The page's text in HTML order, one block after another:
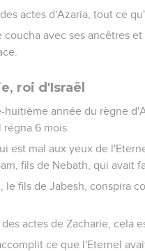
actes d'Azaria, tout ce
coucha avec ses ancêtres
roi d'Israël
huitième année du règne
régna 6 mois.
est mal aux yeux de
fils de Nebath, qui avait
le fils de Jabesh, conspira
actes de Zacharie, cela
ce que l'Eternel